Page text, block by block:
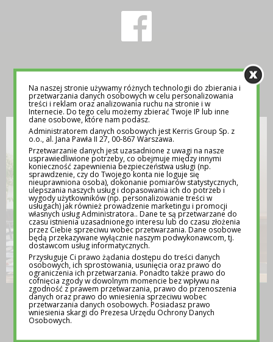
INSPIRACJA
TEMATY NA LEKCJE WYCHOWAWCZE –
POMOC DLA NAUCZYCIELI
Na naszej stronie używamy różnych technologii do zbierania i
przetwarzania danych osobowych w celu personalizowania
treści i reklam oraz analizowania ruchu na stronie i w
Internecie. Do tego celu możemy zbierać Twoje IP lub inne
dane osobowe, które nam podasz.
Administratorem danych osobowych jest Kerris Group Sp. z
o.o., al. Jana Pawła II 27, 00-867 Warszawa.
Przetwarzanie danych jest uzasadnione z uwagi na nasze
usprawiedliwione potrzeby, co obejmuje między innymi
konieczność zapewnienia bezpieczeństwa usługi (np.
sprawdzenie, czy do Twojego konta nie loguje się
nieuprawniona osoba), dokonanie pomiarów statystycznych,
ulepszania naszych usług i dopasowania ich do potrzeb i
wygody użytkowników (np. personalizowanie treści w
usługach) jak również prowadzenie marketingu i promocji
własnych usług Administratora.. Dane te są przetwarzane do
czasu istnienia uzasadnionego interesu lub do czasu złożenia
przez Ciebie sprzeciwu wobec przetwarzania. Dane osobowe
będą przekazywane wyłącznie naszym podwykonawcom, tj.
dostawcom usług informatycznych.
Przysługuje Ci prawo żądania dostępu do treści danych
osobowych, ich sprostowania, usunięcia oraz prawo do
ograniczenia ich przetwarzania. Ponadto także prawo do
cofnięcia zgody w dowolnym momencie bez wpływu na
zgodność z prawem przetwarzania, prawo do przenoszenia
danych oraz prawo do wniesienia sprzeciwu wobec
przetwarzania danych osobowych. Posiadasz prawo
wniesienia skargi do Prezesa Urzędu Ochrony Danych
Osobowych.